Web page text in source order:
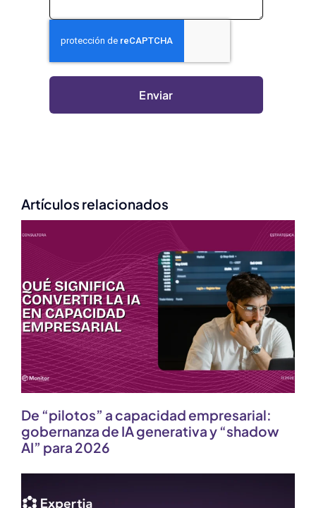
Enviar
Artículos relacionados
De “pilotos” a capacidad empresarial:
gobernanza de IA generativa y “shadow
AI” para 2026